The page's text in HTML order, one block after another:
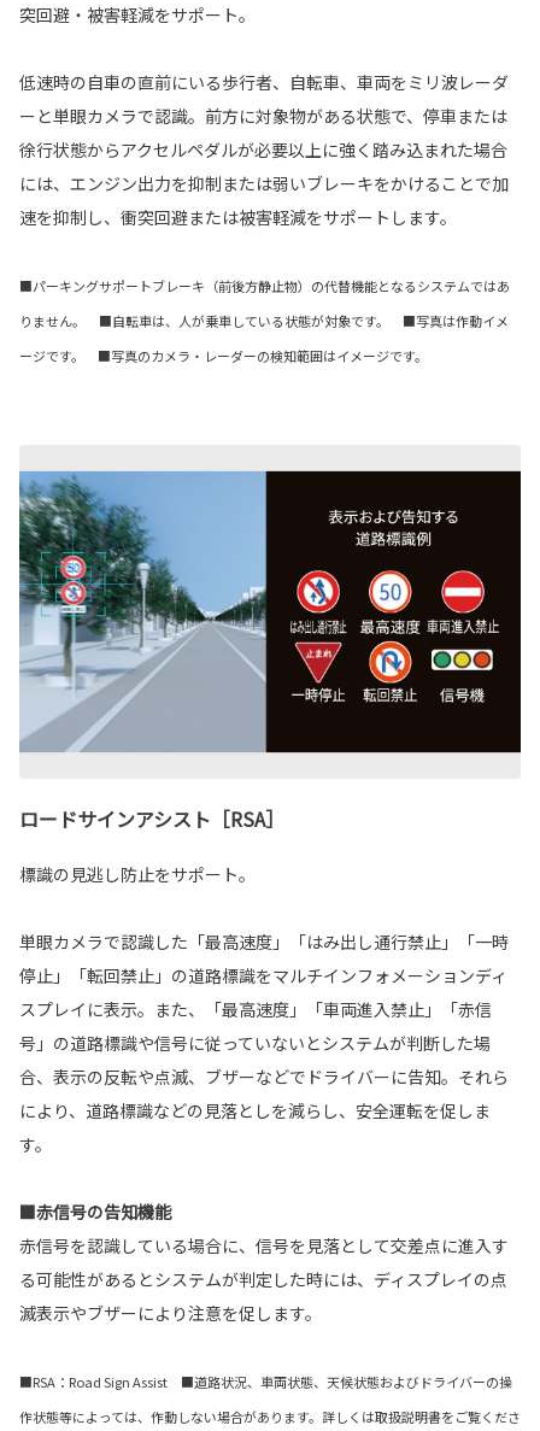
突回避・被害軽減をサポート。
低速時の自車の直前にいる歩行者、自転車、車両をミリ波レーダ
ーと単眼カメラで認識。前方に対象物がある状態で、停車または
徐行状態からアクセルペダルが必要以上に強く踏み込まれた場合
には、エンジン出力を抑制または弱いブレーキをかけることで加
速を抑制し、衝突回避または被害軽減をサポートします。
■パーキングサポートブレーキ（前後方静止物）の代替機能となるシステムではあ
りません。 ■自転車は、人が乗車している状態が対象です。 ■写真は作動イメ
ージです。 ■写真のカメラ・レーダーの検知範囲はイメージです。
ロードサインアシスト［RSA］
標識の見逃し防止をサポート。
単眼カメラで認識した「最高速度」「はみ出し通行禁止」「一時
停止」「転回禁止」の道路標識をマルチインフォメーションディ
スプレイに表示。また、「最高速度」「車両進入禁止」「赤信
号」の道路標識や信号に従っていないとシステムが判断した場
合、表示の反転や点滅、ブザーなどでドライバーに告知。それら
により、道路標識などの見落としを減らし、安全運転を促しま
す。
■赤信号の告知機能
赤信号を認識している場合に、信号を見落として交差点に進入す
る可能性があるとシステムが判定した時には、ディスプレイの点
滅表示やブザーにより注意を促します。
■RSA：Road Sign Assist ■道路状況、車両状態、天候状態およびドライバーの操
作状態等によっては、作動しない場合があります。詳しくは取扱説明書をご覧くださ